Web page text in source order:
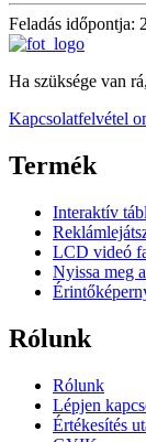
Feladás időpontja:
Ha szüksége van
Kapcsolatfelvétel
Termék
Interaktív
LCD videó
Nyissa meg
Rólunk
Rólunk
Lépjen
Értékesítés